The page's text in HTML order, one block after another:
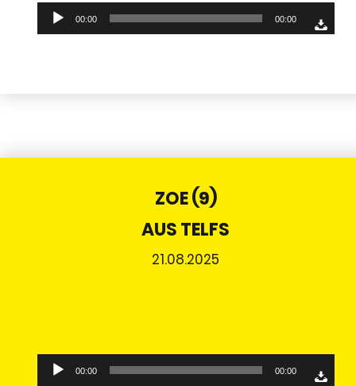
Audio-
Player
00:00 00:00
ZOE (9)
AUS TELFS
21.08.2025
Audio-
Player
00:00 00:00